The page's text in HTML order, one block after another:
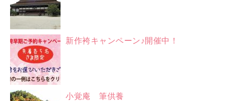
新作袴キャンペーン♪開催中！
小覚庵 筆供養